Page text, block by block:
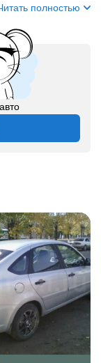
полностью